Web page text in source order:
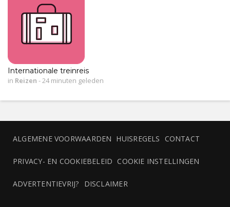
Internationale treinreis
in Reizen - 24 minuten geleden
ALGEMENE VOORWAARDEN HUISREGELS CONTACT
PRIVACY- EN COOKIEBELEID COOKIE INSTELLINGEN
ADVERTENTIEVRIJ? DISCLAIMER